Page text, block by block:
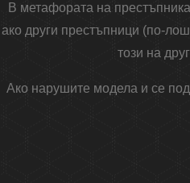
В метафората на
ако други престъпници (по-
този на
Ако нарушите модела и се